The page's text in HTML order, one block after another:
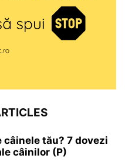
câinele tău? 7 dovezi
câinilor (P)